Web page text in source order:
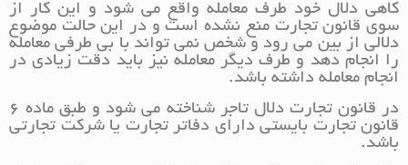
کاهی دلال خود طرف معامله واقع می شود و این کار از
سوی قانون تجارت منع نشده است و در این حالت موضوع
دلالی از بین می رود و شخص نمی تواند با بی طرفی معامله
را انجام دهد و طرف دیگر معامله نیز باید دقت زیادی در
انجام معامله داشته باشد.
در قانون تجارت دلال تاجر شناخته می شود و طبق ماده ۶
قانون تجارت بایستی دارای دفاتر تجارت یا شرکت تجارتی
باشد.